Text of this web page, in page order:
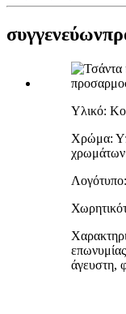
συγγενεύων
Υλικό:
Χρώμα:
χρωμάτων
άγευστη,